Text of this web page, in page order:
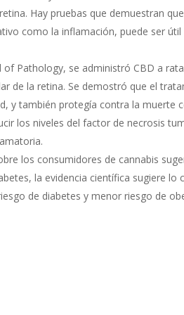
Hay pruebas que demuestran
como la inflamación, puede ser
Pathology, se administró CBD a
de la retina. Se demostró que el
y también protegía contra la muerte
los niveles del factor de necrosis
los consumidores de cannabis
la evidencia científica sugiere lo
de diabetes y menor riesgo de